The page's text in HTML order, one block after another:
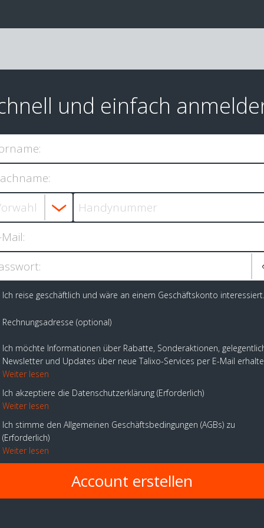
und einfach
Ich reise geschäftlich und wäre an einem Geschäftskonto interessiert.
Rechnungsadresse (optional)
Ich möchte Informationen über Rabatte, Sonderaktionen,
Newsletter und Updates über neue Talixo-Services per E-Mail
Weiter lesen
Ich akzeptiere die Datenschutzerklärung Erforderlich
Weiter lesen
Ich stimme den Allgemeinen Geschäftsbedingungen (AGBs) zu
Erforderlich
Weiter lesen